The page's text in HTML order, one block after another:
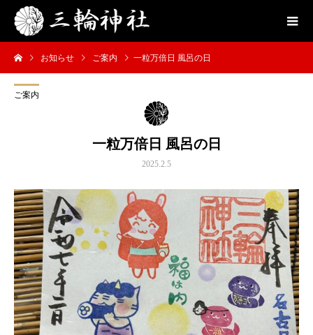
お知らせ ご案内 一粒万倍日 風呂の日
ご案内
一粒万倍日 風呂の日
2025.2.5